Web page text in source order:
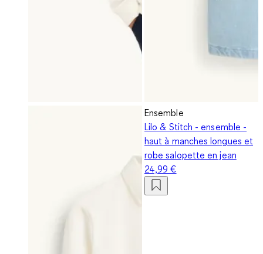
Ensemble
Lilo & Stitch - ensemble -
haut à manches longues et
robe salopette en jean
24,99 €